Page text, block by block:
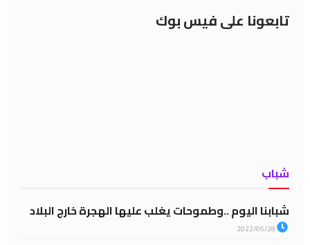
تابعونا على فيس بوك
شباب
شبابنا اليوم ..وطموحات يغلب عليها الهجرة خارج البلاد